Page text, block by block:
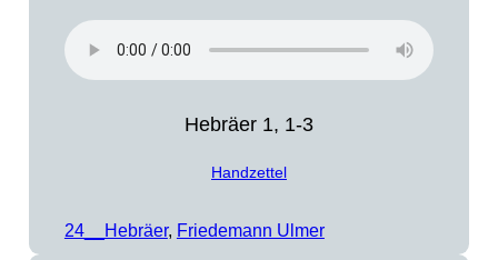
Hebräer 1, 1-3
Handzettel
24__Hebräer, Friedemann Ulmer